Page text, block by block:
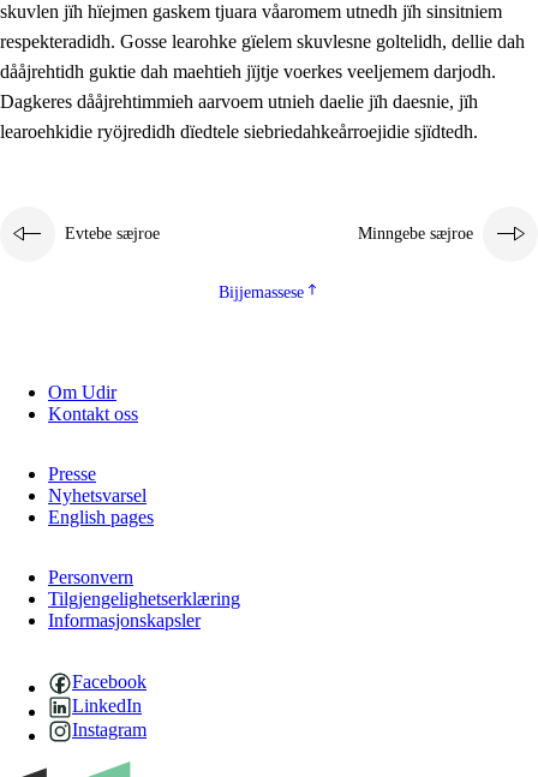
skuvlen jïh hïejmen gaskem tjuara våaromem utnedh jïh sinsitniem
respekteradidh. Gosse learohke gïelem skuvlesne goltelidh, dellie dah
dååjrehtidh guktie dah maehtieh jïjtje voerkes veeljemem darjodh.
Dagkeres dååjrehtimmieh aarvoem utnieh daelie jïh daesnie, jïh
learoehkidie ryöjredidh dïedtele siebriedahkeårroejidie sjïdtedh.
Evtebe sæjroe Minngebe sæjroe
Bijjemassese
Om Udir
Kontakt oss
Presse
Nyhetsvarsel
English pages
Personvern
Tilgjengelighetserklæring
Informasjonskapsler
Facebook
LinkedIn
Instagram